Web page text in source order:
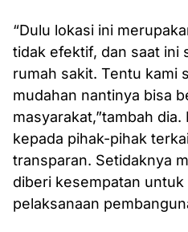
“Dulu lokasi ini
tidak efektif, dan saat ini
rumah sakit. Tentu kami
mudahan nantinya bisa
masyarakat,”tambah
kepada pihak-pihak
transparan. Setidaknya
diberi kesempatan
pelaksanaan